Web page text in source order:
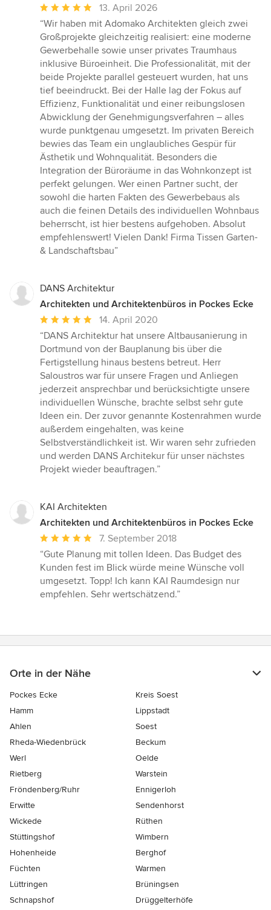
Durchschnittliche
Bewertung:
5
von
5
Sternen
13. April 2026
“Wir haben mit Adomako Architekten gleich zwei
Großprojekte gleichzeitig realisiert: eine moderne
Gewerbehalle sowie unser privates Traumhaus
inklusive Büroeinheit. Die Professionalität, mit der
beide Projekte parallel gesteuert wurden, hat uns
tief beeindruckt. Bei der Halle lag der Fokus auf
Effizienz, Funktionalität und einer reibungslosen
Abwicklung der Genehmigungsverfahren – alles
wurde punktgenau umgesetzt. Im privaten Bereich
bewies das Team ein unglaubliches Gespür für
Ästhetik und Wohnqualität. Besonders die
Integration der Büroräume in das Wohnkonzept ist
perfekt gelungen. Wer einen Partner sucht, der
sowohl die harten Fakten des Gewerbebaus als
auch die feinen Details des individuellen Wohnbaus
beherrscht, ist hier bestens aufgehoben. Absolut
empfehlenswert! Vielen Dank! Firma Tissen Garten-
& Landschaftsbau”
DANS Architektur
Architekten und Architektenbüros in Pockes Ecke
Durchschnittliche
Bewertung:
5
von
5
Sternen
14. April 2020
“DANS Architektur hat unsere Altbausanierung in
Dortmund von der Bauplanung bis über die
Fertigstellung hinaus bestens betreut. Herr
Saloustros war für unsere Fragen und Anliegen
jederzeit ansprechbar und berücksichtigte unsere
individuellen Wünsche, brachte selbst sehr gute
Ideen ein. Der zuvor genannte Kostenrahmen wurde
außerdem eingehalten, was keine
Selbstverständlichkeit ist. Wir waren sehr zufrieden
und werden DANS Architekur für unser nächstes
Projekt wieder beauftragen.”
KAI Architekten
Architekten und Architektenbüros in Pockes Ecke
Durchschnittliche
Bewertung:
5
von
5
7. September 2018
“Gute Planung mit tollen Ideen. Das Budget des
Kunden fest im Blick würde meine Wünsche voll
umgesetzt. Topp! Ich kann KAI Raumdesign nur
empfehlen. Sehr wertschätzend.”
Orte in der Nähe
Pockes Ecke
Kreis Soest
Hamm
Lippstadt
Ahlen
Soest
Rheda-Wiedenbrück
Beckum
Werl
Oelde
Rietberg
Warstein
Fröndenberg/Ruhr
Ennigerloh
Erwitte
Sendenhorst
Wickede
Rüthen
Stüttingshof
Wimbern
Hohenheide
Berghof
Füchten
Warmen
Lüttringen
Brüningsen
Schnapshof
Drüggelterhöfe